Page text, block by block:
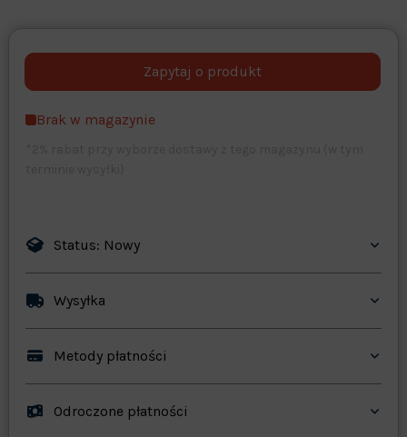
opcjonalne Maks. 250 znaków
Brak w magazynie
Status: Nowy
Wysyłka
Metody płatności
Odroczone płatności